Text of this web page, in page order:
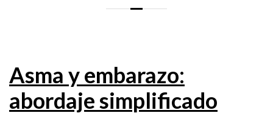
Asma y embarazo:
abordaje simplificado